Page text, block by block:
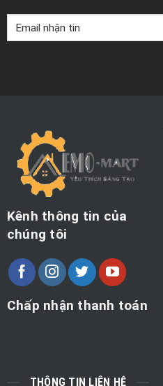
Kênh thông tin của
chúng tôi
Chấp nhận thanh toán
THÔNG TIN LIÊN HỆ